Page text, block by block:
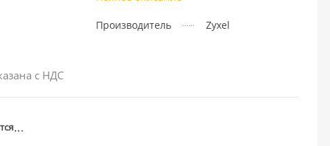
с НДС
Производитель Zyxel